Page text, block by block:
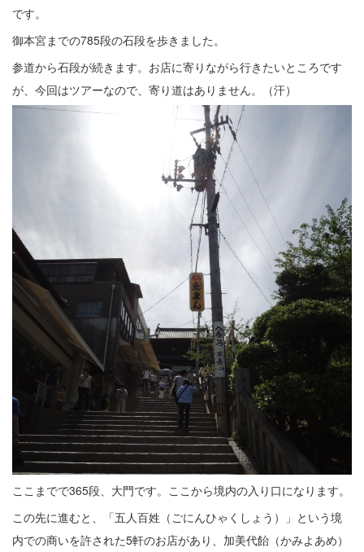
です。
御本宮までの785段の石段を歩きました。
参道から石段が続きます。お店に寄りながら行きたいところです
が、今回はツアーなので、寄り道はありません。（汗）
ここまでで365段、大門です。ここから境内の入り口になります。
この先に進むと、「五人百姓（ごにんひゃくしょう）」という境
内での商いを許された5軒のお店があり、加美代飴（かみよあめ）